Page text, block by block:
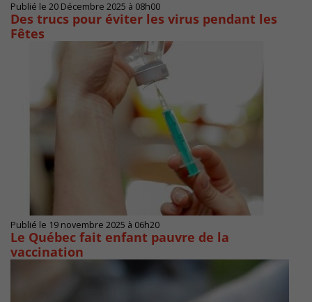
Publié le 20 Décembre 2025 à 08h00
Des trucs pour éviter les virus pendant les
Fêtes
Publié le 19 novembre 2025 à 06h20
Le Québec fait enfant pauvre de la
vaccination